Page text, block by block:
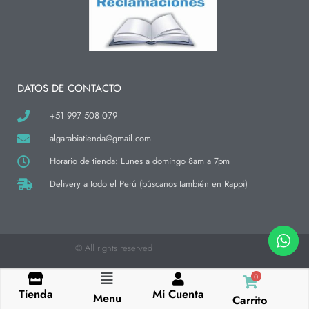
a
g
r
a
b
o
o
k
o
DATOS DE CONTACTO
+51 997 508 079
algarabiatienda@gmail.com
Horario de tienda: Lunes a domingo 8am a 7pm
Delivery a todo el Perú (búscanos también en Rappi)
© All rights reserved
Tienda
Flyout
Menu Mi Cuenta
0
Carrito